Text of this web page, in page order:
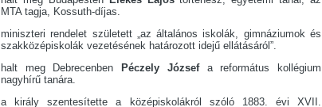
MTA tagja, Kossuth-díjas.
miniszteri rendelet született „az általános iskolák, gimnáziumok és
szakközépiskolák vezetésének határozott idejű ellátásáról”.
halt meg Debrecenben Péczely Józsefa református kollégium
nagyhírű tanára.
a király szentesítette a középiskolákról szóló 1883. évi XVII.